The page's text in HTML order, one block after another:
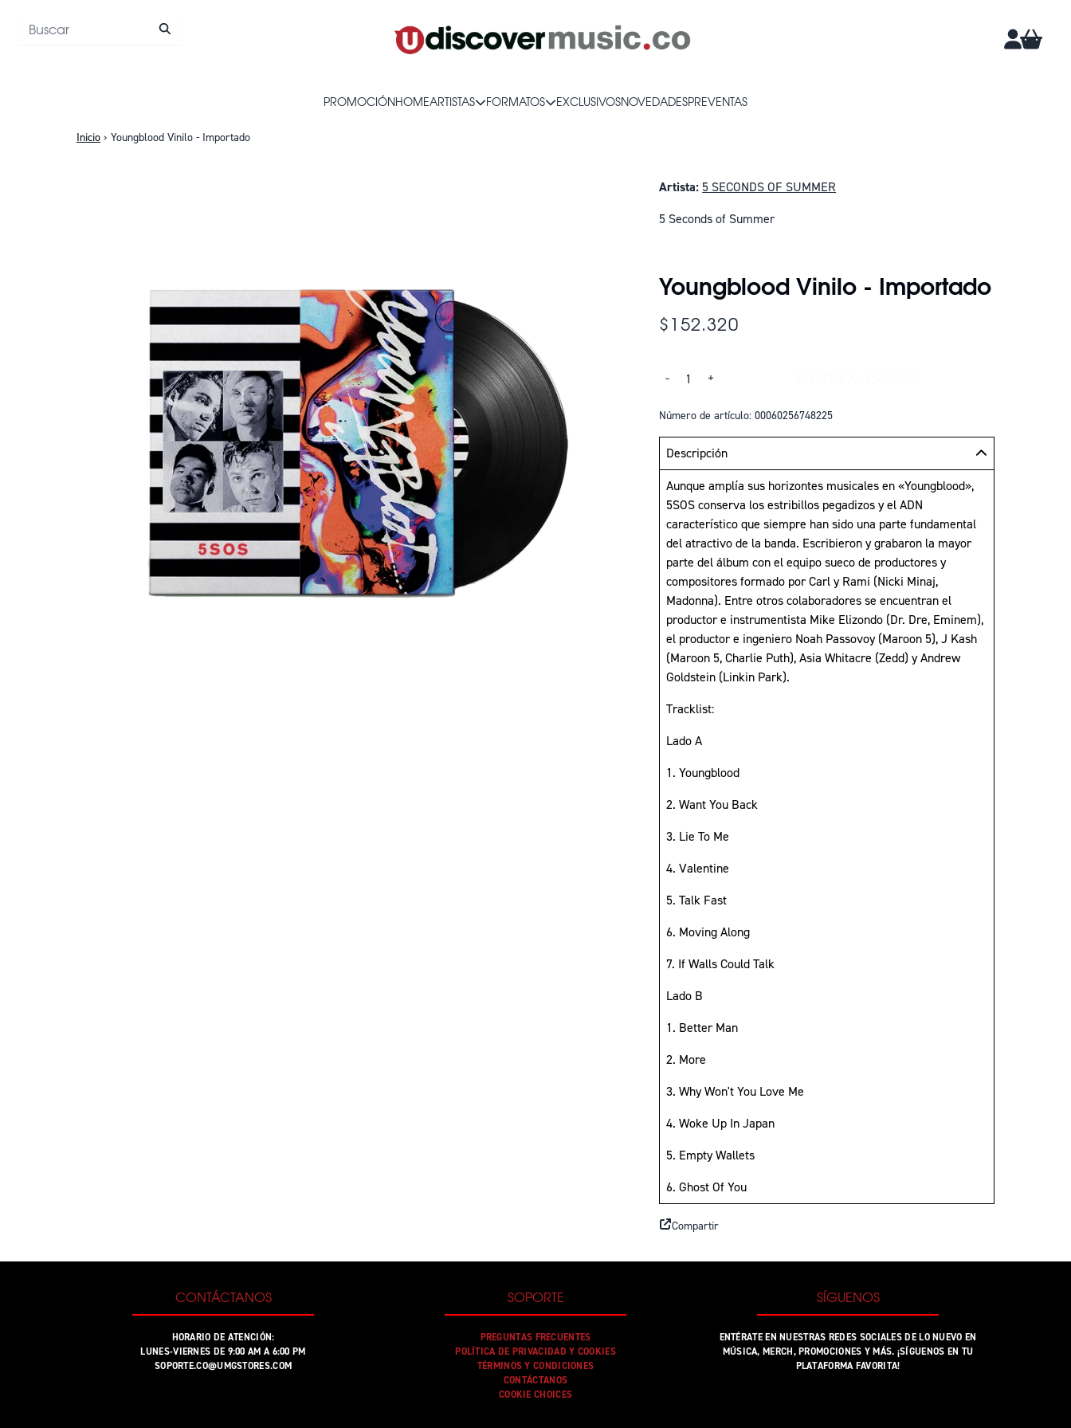
PROMOCIÓNHOMEARTISTAS FORMATOS EXCLUSIVOSNOVEDADESPREVENTAS
Inicio › Youngblood Vinilo - Importado
Artista: 5 SECONDS OF SUMMER
5 Seconds of Summer
Youngblood Vinilo - Importado
$152.320
Cantidad
- +
Número de artículo: 00060256748225
Descripción
Aunque amplía sus horizontes musicales en «Youngblood»,
5SOS conserva los estribillos pegadizos y el ADN
característico que siempre han sido una parte fundamental
del atractivo de la banda. Escribieron y grabaron la mayor
parte del álbum con el equipo sueco de productores y
compositores formado por Carl y Rami (Nicki Minaj,
Madonna). Entre otros colaboradores se encuentran el
productor e instrumentista Mike Elizondo (Dr. Dre, Eminem),
el productor e ingeniero Noah Passovoy (Maroon 5), J Kash
(Maroon 5, Charlie Puth), Asia Whitacre (Zedd) y Andrew
Goldstein (Linkin Park).
Tracklist:
Lado A
1. Youngblood
2. Want You Back
3. Lie To Me
4. Valentine
5. Talk Fast
6. Moving Along
7. If Walls Could Talk
Lado B
1. Better Man
2. More
3. Why Won't You Love Me
4. Woke Up In Japan
5. Empty Wallets
6. Ghost Of You
Compartir
CONTÁCTANOS
HORARIO DE ATENCIÓN:
LUNES-VIERNES DE 9:00 AM A 6:00 PM
SOPORTE.CO@UMGSTORES.COM
SOPORTE
PREGUNTAS FRECUENTES
POLÍTICA DE PRIVACIDAD Y COOKIES
TÉRMINOS Y CONDICIONES
CONTÁCTANOS
COOKIE CHOICES
SÍGUENOS
ENTÉRATE EN NUESTRAS REDES SOCIALES DE LO NUEVO EN
MÚSICA, MERCH, PROMOCIONES Y MÁS. ¡SÍGUENOS EN TU
PLATAFORMA FAVORITA!